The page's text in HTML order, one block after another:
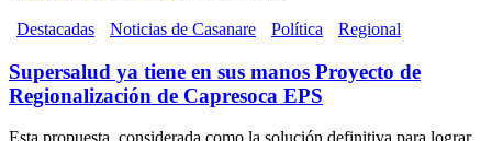
Destacadas Noticias de Casanare Política Regional
Supersalud ya tiene en sus manos Proyecto de
Regionalización de Capresoca EPS